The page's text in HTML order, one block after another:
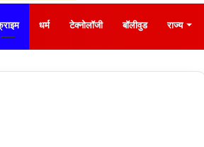
धर्म टेक्नोलॉजी बॉलीवुड राज्य